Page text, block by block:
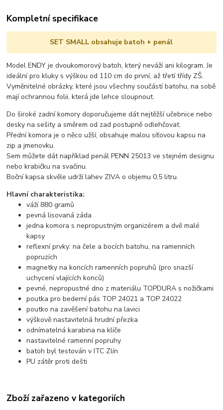
Kompletní specifikace
SET SMALL obsahuje batoh + penál
Model ENDY je dvoukomorový batoh, který neváží ani kilogram. Je
ideální pro kluky s výškou od 110 cm do první, až třetí třídy ZŠ.
Vyměnitelné obrázky, které jsou všechny součástí batohu, na sobě
mají ochrannou folii, která jde lehce sloupnout.
Do široké zadní komory doporučujeme dát nejtěžší učebnice nebo
desky na sešity a směrem od zad postupně odlehčovat.
Přední komora je o něco užší, obsahuje malou síťovou kapsu na
zip a jmenovku.
Sem můžete dát například penál PENN 25013 ve stejném designu
nebo krabičku na svačinu.
Boční kapsa skvěle udrží lahev ZIVA o objemu 0,5 litru.
Hlavní charakteristika:
váží 880 gramů
pevná lisovaná záda
jedna komora s nepropustným organizérem a dvě malé
kapsy
reflexní prvky: na čele a bocích batohu, na ramenních
popruzích
magnetky na koncích ramenních popruhů (pro snazší
uchycení vlajících konců)
pevné, nepropustné dno z materiálu TOPDURA s nožičkami
poutka pro bederní pás TOP 24021 a TOP 24022
poutko na zavěšení batohu na lavici
výškově nastavitelná hrudní přezka
odnímatelná karabina na klíče
nastavitelné ramenní popruhy
batoh byl testován v ITC Zlín
PU zátěr proti dešti
Zboží zařazeno v kategoriích